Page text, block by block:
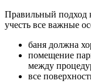
Правильный подход
учесть все важные
баня должна
помещение
между
все